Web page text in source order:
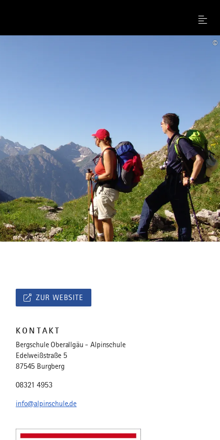
Menu
©
ZUR WEBSITE
KONTAKT
Bergschule Oberallgäu - Alpinschule
Edelweißstraße 5
87545 Burgberg
08321 4953
info@alpinschule.de